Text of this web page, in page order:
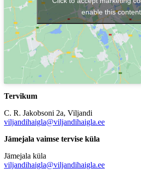
enable this content
Tervikum
C. R. Jakobsoni 2a, Viljandi
viljandihaigla@viljandihaigla.ee
Jämejala vaimse tervise küla
Jämejala küla
viljandihaigla@viljandihaigla.ee